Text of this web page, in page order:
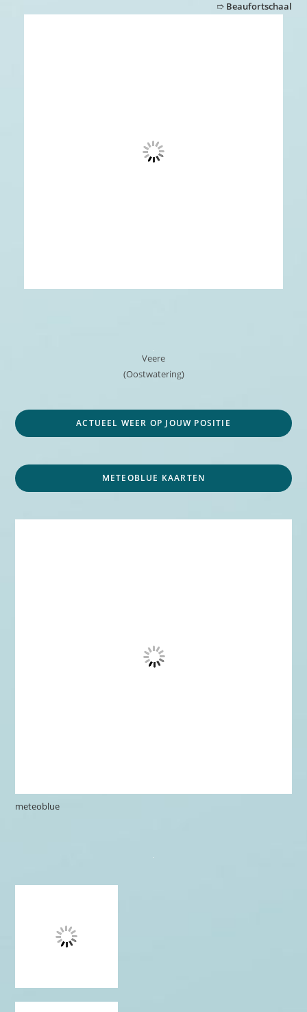
➱ Beaufortschaal
Veere
(Oostwatering)
ACTUEEL WEER OP JOUW POSITIE
METEOBLUE KAARTEN
meteoblue